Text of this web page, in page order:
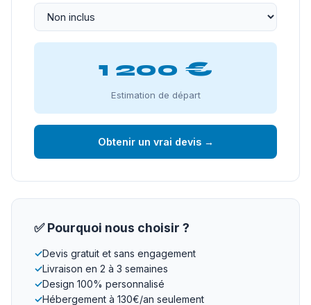
1 200 €
Estimation de départ
Obtenir un vrai devis →
✅ Pourquoi nous choisir ?
✓Devis gratuit et sans engagement
✓Livraison en 2 à 3 semaines
✓Design 100% personnalisé
✓Hébergement à 130€/an seulement